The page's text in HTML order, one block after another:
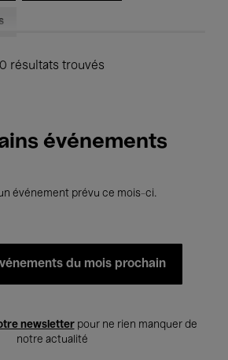
0 résultats trouvés
événements
événement prévu ce mois-ci.
du mois prochain
newsletterpour ne rien manquer de
notre actualité